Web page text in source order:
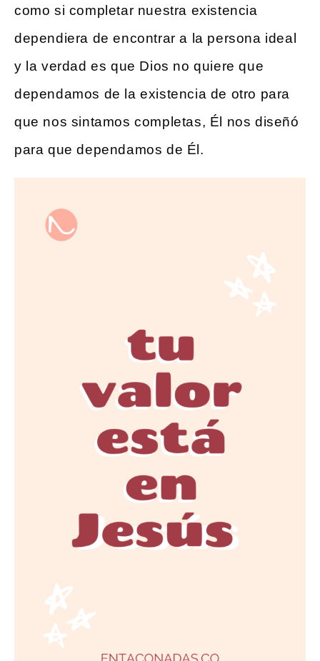
como si completar nuestra existencia
dependiera de encontrar a la persona ideal
y la verdad es que Dios no quiere que
dependamos de la existencia de otro para
que nos sintamos completas, Él nos diseñó
para que dependamos de Él.